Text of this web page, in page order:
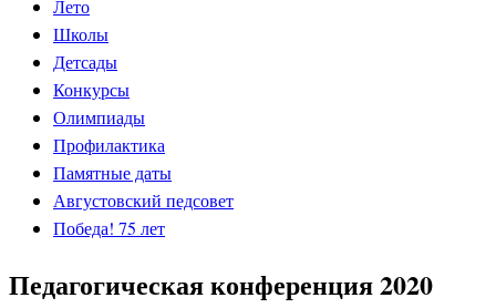
Лето
Школы
Детсады
Конкурсы
Олимпиады
Профилактика
Памятные даты
Августовский педсовет
Победа! 75 лет
Педагогическая конференция 2020